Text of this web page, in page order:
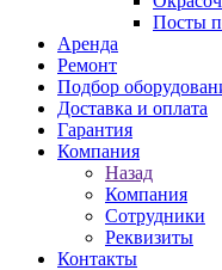
Посты
Аренда
Ремонт
Подбор
Доставка и оплата
Гарантия
Компания
Назад
Компания
Сотрудники
Реквизиты
Контакты